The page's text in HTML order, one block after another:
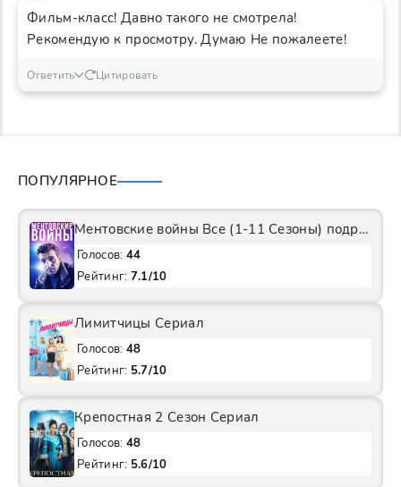
Фильм-класс! Давно такого не смотрела!
Рекомендую к просмотру. Думаю Не пожалеете!
Ответить Цитировать
ПОПУЛЯРНОЕ
Ментовские войны Все (1-11 Сезоны) подряд Сериал
Голосов: 44
Рейтинг: 7.1/10
Лимитчицы Сериал
Голосов: 48
Рейтинг: 5.7/10
Крепостная 2 Сезон Сериал
Голосов: 48
Рейтинг: 5.6/10